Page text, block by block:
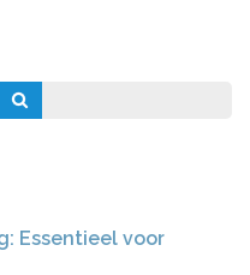
Essentieel voor